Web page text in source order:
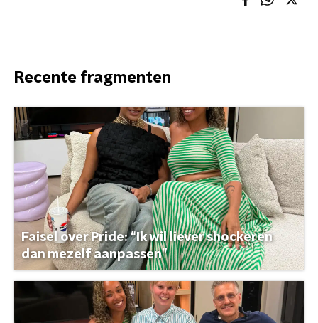
Recente fragmenten
Faisel over Pride: “Ik wil liever shockeren
dan mezelf aanpassen”